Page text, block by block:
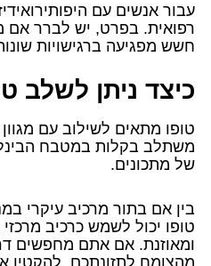
עבור אנשים עם
רפואית. בפרט, יש לברר אם
חשש מפגיעה ברגישויות
כיצד ניתן לשלב
טופו מתאים לשילוב עם
משתלב בקלות במטבח
של מתכונים.
בין אם בתור מרכיב עיקרי
טופו יכול לשמש כרכיב
ומאוזנת. אם אתם מחפשים